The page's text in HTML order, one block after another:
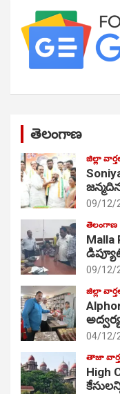
తెలంగాణ
జిల్లా
09/12/
తెలంగాణ
09/12/
జిల్లా
04/12/
తాజా
High